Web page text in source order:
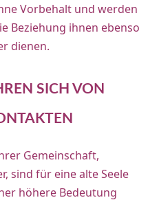
Vorbehalt und werden
Beziehung ihnen ebenso
dienen.
SICH VON
Gemeinschaft,
sind für eine alte Seele
höhere Bedeutung